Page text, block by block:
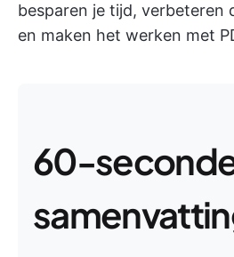
besparen je tijd, verbeteren
en maken het werken met
60-